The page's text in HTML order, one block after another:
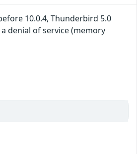
10.0.4, Thunderbird 5.0
denial of service (memory